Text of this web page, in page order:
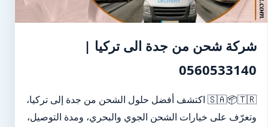
شركة شحن من جدة الى تركيا |
0560533140
🇸🇦📦🇹🇷 اكتشف أفضل حلول الشحن من جدة إلى تركيا،
وتعرّف على خيارات الشحن الجوي والبحري، ومدة التوصيل،